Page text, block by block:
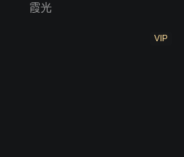
霞光
VIP